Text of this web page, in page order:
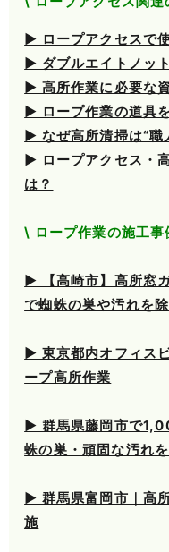
▶ ロープアクセスで
▶ ダブルエイトノッ
▶ 高所作業に必要な
▶ ロープ作業の道具
▶ なぜ高所清掃は“職
▶ ロープアクセス・
は？
\ ロープ作業の施工
▶ 【高崎市】高所窓
で蜘蛛の巣や汚れを
▶ 東京都内オフィス
ープ高所作業
▶ 群馬県藤岡市で
蛛の巣・頑固な汚れ
▶ 群馬県富岡市｜高
施